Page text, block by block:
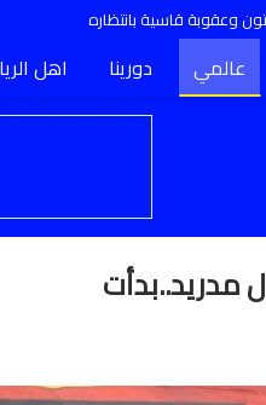
وعقوبة قاسية بانتظاره
عالمي دورينا اهل
مدريد..بدأت